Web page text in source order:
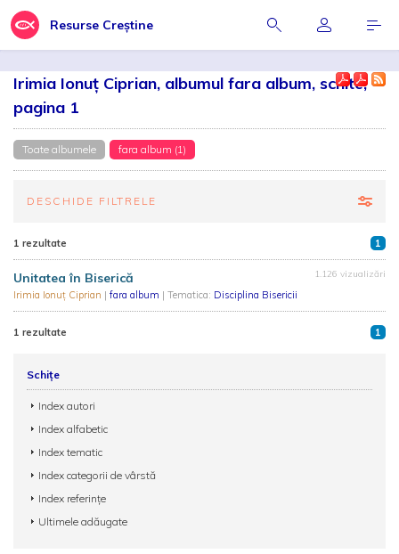
Resurse Creștine
Irimia Ionuț Ciprian, albumul fara album, schite,
pagina 1
Toate albumele fara album (1)
DESCHIDE FILTRELE
1 rezultate 1
Unitatea în Biserică
Irimia Ionuț Ciprian | fara album | Tematica: Disciplina Bisericii
1.126 vizualizări
1 rezultate 1
Schițe
Index autori
Index alfabetic
Index tematic
Index categorii de vârstă
Index referințe
Ultimele adăugate